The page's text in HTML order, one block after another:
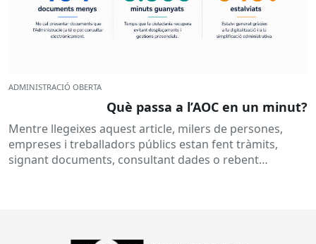
ADMINISTRACIÓ OBERTA
Què passa a l’AOC en un minut?
Mentre llegeixes aquest article, milers de persones,
empreses i treballadors públics estan fent tràmits,
signant documents, consultant dades o rebent